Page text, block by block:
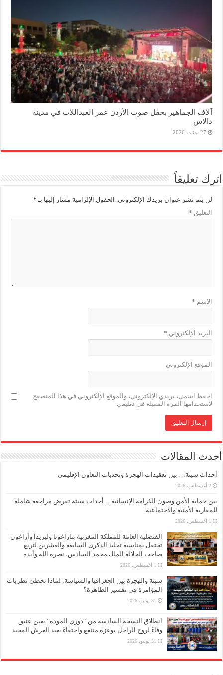
آلاف الجماهير بحفل صوت الأردن عمر العبداللات في مدينة
دالاس
27 يونيو، 2026
اترك تعليقاً
لن يتم نشر عنوان بريدك الإلكتروني. الحقول الإلزامية مشار إليها بـ *
التعليق *
الاسم *
البريد الإلكتروني *
الموقع الإلكتروني
احفظ اسمي، بريدي الإلكتروني، والموقع الإلكتروني في هذا المتصفح
لاستخدامها المرة المقبلة في تعليقي.
أحدث المقالات
أحداث سبتة… بين تعقيدات الهجرة وتحديات التعاون الإقليمي
2 أغسطس، 2026
بين حماية الأمن وصون الكرامة الإنسانية… أحداث سبتة تفرض مراجعة شاملة
للمقاربة الأمنية والاجتماعية
1 أغسطس، 2026
القنصلية العامة للمملكة المغربية بتاراغونا وليريدا وأراغون
تحتفل بمناسبة تخليد الذكرى السابعة والعشرين لتربع
صاحب الجلالة الملك محمد السادس، نصره الله وأيده
1 أغسطس، 2026
سبتة والهجرة بين الجغرافيا والسياسة: لماذا تخطئ نظريات
المؤامرة في تفسير الظاهرة؟
31 يوليو، 2026
انطلاق النسخة السادسة من “دوري المودة” بعين عتيق
وفاءً لروح الراحل بوعزة منتفع واحتفاءً بعيد العرش المجيد
31 يوليو، 2026